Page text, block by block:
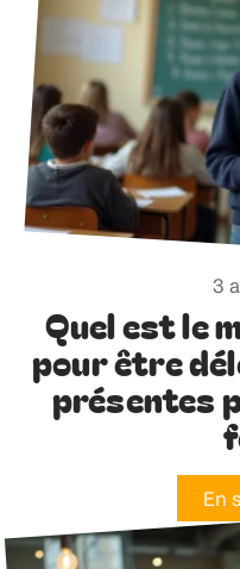
3
Quel est le
pour être
présentes
En